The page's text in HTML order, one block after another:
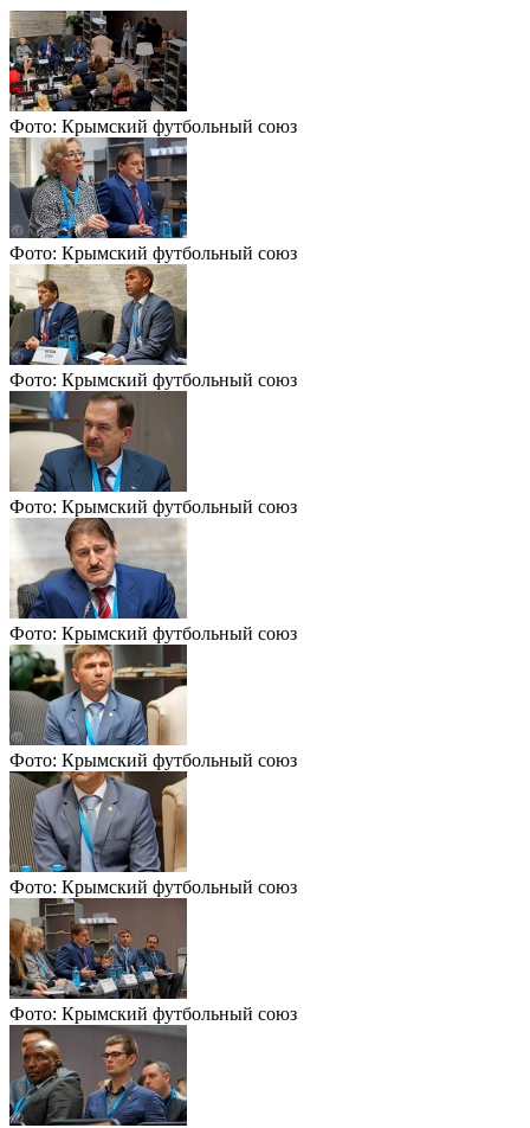
Фото: Крымский футбольный союз
Фото: Крымский футбольный союз
Фото: Крымский футбольный союз
Фото: Крымский футбольный союз
Фото: Крымский футбольный союз
Фото: Крымский футбольный союз
Фото: Крымский футбольный союз
Фото: Крымский футбольный союз